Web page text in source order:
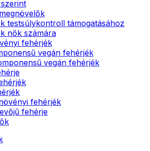
testsúlykontroll támogatásához
nők számára
fehérjék
vegán fehérjék
vegán fehérjék
fehérjék
fehérje